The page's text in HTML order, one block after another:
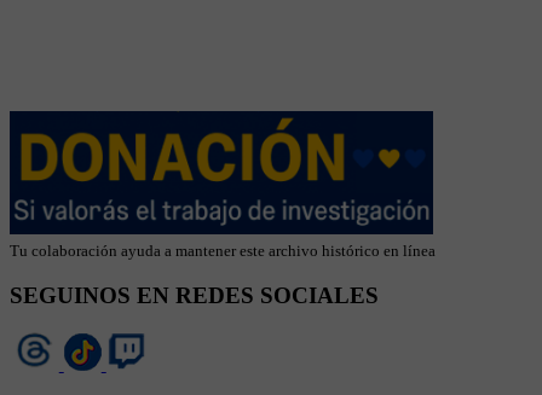
Tu colaboración ayuda a mantener este archivo histórico en línea
SEGUINOS EN REDES SOCIALES